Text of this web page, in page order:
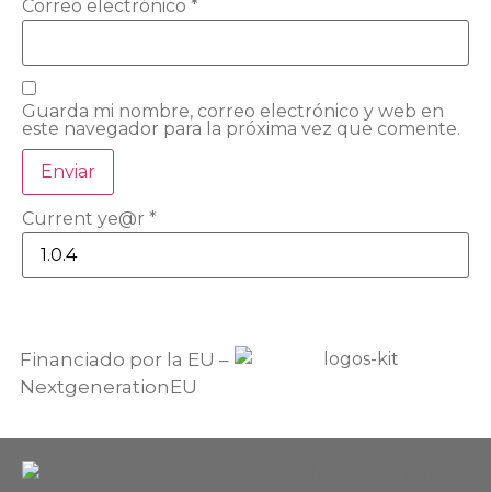
Correo electrónico *
Guarda mi nombre, correo electrónico y web en
este navegador para la próxima vez que comente.
Current ye@r *
Financiado por la EU –
NextgenerationEU